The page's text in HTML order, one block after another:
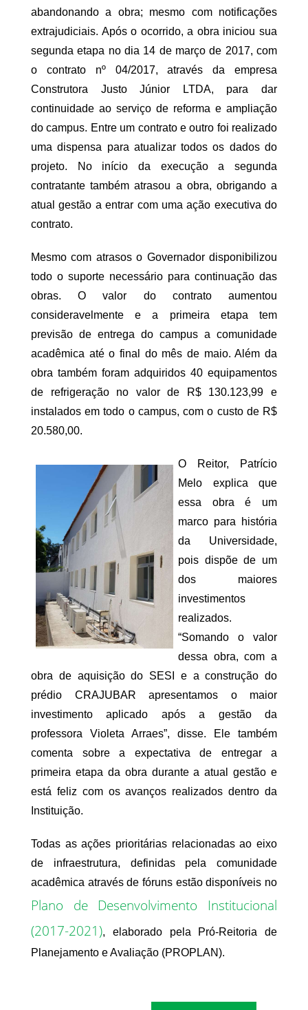
abandonando a obra; mesmo com notificações
extrajudiciais. Após o ocorrido, a obra iniciou sua
segunda etapa no dia 14 de março de 2017, com
o contrato nº 04/2017, através da empresa
Construtora Justo Júnior LTDA, para dar
continuidade ao serviço de reforma e ampliação
do campus. Entre um contrato e outro foi realizado
uma dispensa para atualizar todos os dados do
projeto. No início da execução a segunda
contratante também atrasou a obra, obrigando a
atual gestão a entrar com uma ação executiva do
contrato.
Mesmo com atrasos o Governador disponibilizou
todo o suporte necessário para continuação das
obras. O valor do contrato aumentou
consideravelmente e a primeira etapa tem
previsão de entrega do campus a comunidade
acadêmica até o final do mês de maio. Além da
obra também foram adquiridos 40 equipamentos
de refrigeração no valor de R$ 130.123,99 e
instalados em todo o campus, com o custo de R$
20.580,00.
O Reitor, Patrício
Melo explica que
essa obra é um
marco para história
da Universidade,
pois dispõe de um
dos maiores
investimentos
realizados.
“Somando o valor
dessa obra, com a
obra de aquisição do SESI e a construção do
prédio CRAJUBAR apresentamos o maior
investimento aplicado após a gestão da
professora Violeta Arraes”, disse. Ele também
comenta sobre a expectativa de entregar a
primeira etapa da obra durante a atual gestão e
está feliz com os avanços realizados dentro da
Instituição.
Todas as ações prioritárias relacionadas ao eixo
de infraestrutura, definidas pela comunidade
acadêmica através de fóruns estão disponíveis no
Plano de Desenvolvimento Institucional
(2017-2021), elaborado pela Pró-Reitoria de
Planejamento e Avaliação (PROPLAN).